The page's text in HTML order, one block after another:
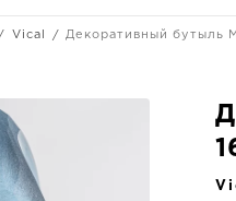
Vical Декоративный бутыль